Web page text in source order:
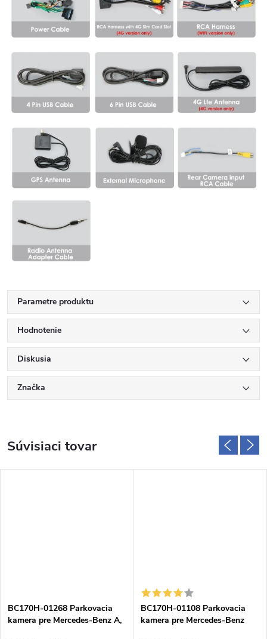
Parametre produktu
Hodnotenie
Diskusia
Značka
Súvisiaci tovar
BC170H-01268 Parkovacia
kamera pre Mercedes-Benz A,
BC170H-01108 Parkovacia
kamera pre Mercedes-Benz